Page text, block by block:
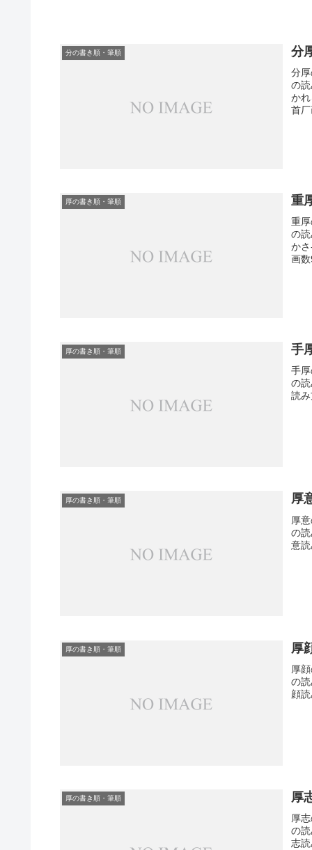
分の書き順・筆順 分
分
の
か
首
厚の書き順・筆順 重
重
の
か
画数
厚の書き順・筆順 手
手
の
読
厚の書き順・筆順 厚
厚
の
意
厚の書き順・筆順 厚
厚
の
顔
厚の書き順・筆順 厚
厚
の
志